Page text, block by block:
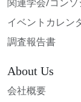
イベントカレン
調査報告書
About Us
会社概要